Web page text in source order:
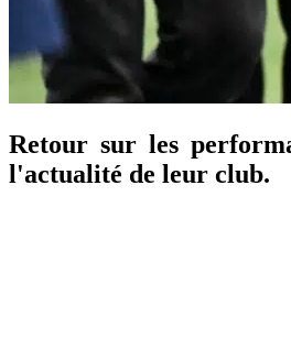
Retour sur les
l'actualité de leur club.